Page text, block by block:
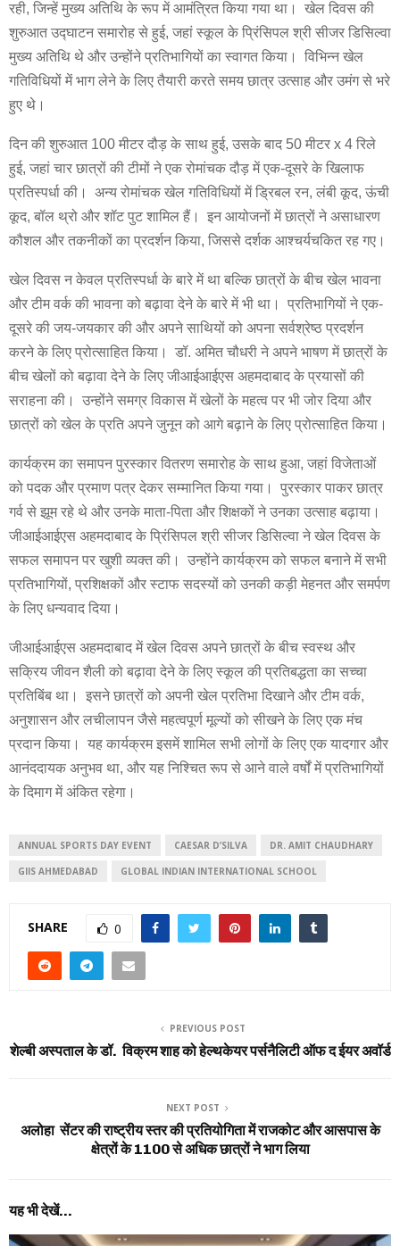
रही, जिन्हें मुख्य अतिथि के रूप में आमंत्रित किया गया था। खेल दिवस की
शुरुआत उद्घाटन समारोह से हुई, जहां स्कूल के प्रिंसिपल श्री सीजर डिसिल्वा
मुख्य अतिथि थे और उन्होंने प्रतिभागियों का स्वागत किया। विभिन्न खेल
गतिविधियों में भाग लेने के लिए तैयारी करते समय छात्र उत्साह और उमंग से भरे
हुए थे।
दिन की शुरुआत 100 मीटर दौड़ के साथ हुई, उसके बाद 50 मीटर x 4 रिले
हुई, जहां चार छात्रों की टीमों ने एक रोमांचक दौड़ में एक-दूसरे के खिलाफ
प्रतिस्पर्धा की। अन्य रोमांचक खेल गतिविधियों में ड्रिबल रन, लंबी कूद, ऊंची
कूद, बॉल थ्रो और शॉट पुट शामिल हैं। इन आयोजनों में छात्रों ने असाधारण
कौशल और तकनीकों का प्रदर्शन किया, जिससे दर्शक आश्चर्यचकित रह गए।
खेल दिवस न केवल प्रतिस्पर्धा के बारे में था बल्कि छात्रों के बीच खेल भावना
और टीम वर्क की भावना को बढ़ावा देने के बारे में भी था। प्रतिभागियों ने एक-
दूसरे की जय-जयकार की और अपने साथियों को अपना सर्वश्रेष्ठ प्रदर्शन
करने के लिए प्रोत्साहित किया। डॉ. अमित चौधरी ने अपने भाषण में छात्रों के
बीच खेलों को बढ़ावा देने के लिए जीआईआईएस अहमदाबाद के प्रयासों की
सराहना की। उन्होंने समग्र विकास में खेलों के महत्व पर भी जोर दिया और
छात्रों को खेल के प्रति अपने जुनून को आगे बढ़ाने के लिए प्रोत्साहित किया।
कार्यक्रम का समापन पुरस्कार वितरण समारोह के साथ हुआ, जहां विजेताओं
को पदक और प्रमाण पत्र देकर सम्मानित किया गया। पुरस्कार पाकर छात्र
गर्व से झूम रहे थे और उनके माता-पिता और शिक्षकों ने उनका उत्साह बढ़ाया।
जीआईआईएस अहमदाबाद के प्रिंसिपल श्री सीजर डिसिल्वा ने खेल दिवस के
सफल समापन पर खुशी व्यक्त की। उन्होंने कार्यक्रम को सफल बनाने में सभी
प्रतिभागियों, प्रशिक्षकों और स्टाफ सदस्यों को उनकी कड़ी मेहनत और समर्पण
के लिए धन्यवाद दिया।
जीआईआईएस अहमदाबाद में खेल दिवस अपने छात्रों के बीच स्वस्थ और
सक्रिय जीवन शैली को बढ़ावा देने के लिए स्कूल की प्रतिबद्धता का सच्चा
प्रतिबिंब था। इसने छात्रों को अपनी खेल प्रतिभा दिखाने और टीम वर्क,
अनुशासन और लचीलापन जैसे महत्वपूर्ण मूल्यों को सीखने के लिए एक मंच
प्रदान किया। यह कार्यक्रम इसमें शामिल सभी लोगों के लिए एक यादगार और
आनंददायक अनुभव था, और यह निश्चित रूप से आने वाले वर्षों में प्रतिभागियों
के दिमाग में अंकित रहेगा।
ANNUAL SPORTS DAY EVENT CAESAR D’SILVA DR. AMIT CHAUDHARY
GIIS AHMEDABAD GLOBAL INDIAN INTERNATIONAL SCHOOL
SHARE 0
PREVIOUS POST
शेल्बी अस्पताल के डॉ. विक्रम शाह को हेल्थकेयर पर्सनैलिटी ऑफ द ईयर अवॉर्ड
NEXT POST
अलोहा सेंटर की राष्ट्रीय स्तर की प्रतियोगिता में राजकोट और आसपास के
क्षेत्रों के 1100 से अधिक छात्रों ने भाग लिया
यह भी देखें...